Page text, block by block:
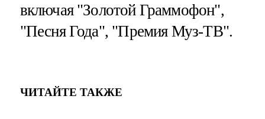
включая "Золотой Граммофон",
"Песня Года", "Премия Муз-ТВ".
ЧИТАЙТЕ ТАКЖЕ